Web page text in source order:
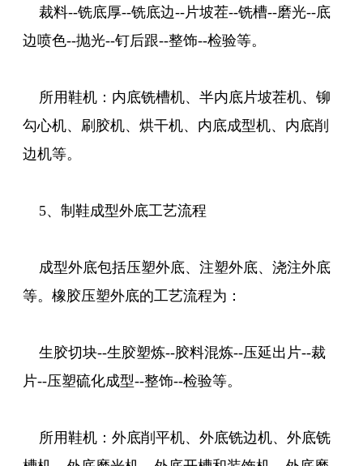
裁料--铣底厚--铣底边--片坡茬--铣槽--磨光--底
边喷色--抛光--钉后跟--整饰--检验等。
所用鞋机：内底铣槽机、半内底片坡茬机、铆
勾心机、刷胶机、烘干机、内底成型机、内底削
边机等。
5、制鞋成型外底工艺流程
成型外底包括压塑外底、注塑外底、浇注外底
等。橡胶压塑外底的工艺流程为：
生胶切块--生胶塑炼--胶料混炼--压延出片--裁
片--压塑硫化成型--整饰--检验等。
所用鞋机：外底削平机、外底铣边机、外底铣